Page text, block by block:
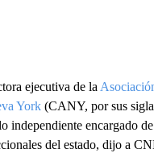
ejecutiva de la
York (CANY, por sus
independiente encargado
del estado, dijo a